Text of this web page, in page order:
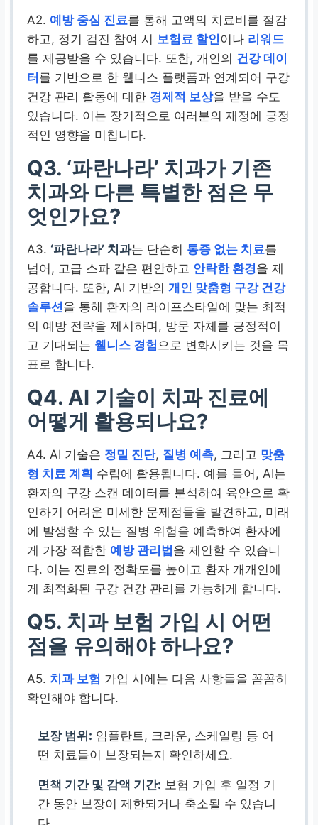
A2. 예방 중심 진료를 통해 고액의 치료비를 절감
하고, 정기 검진 참여 시 보험료 할인이나 리워드
를 제공받을 수 있습니다. 또한, 개인의 건강 데이
터를 기반으로 한 웰니스 플랫폼과 연계되어 구강
건강 관리 활동에 대한 경제적 보상을 받을 수도
있습니다. 이는 장기적으로 여러분의 재정에 긍정
적인 영향을 미칩니다.
Q3. ‘파란나라’ 치과가 기존
치과와 다른 특별한 점은 무
엇인가요?
A3. ‘파란나라’ 치과는 단순히 통증 없는 치료를
넘어, 고급 스파 같은 편안하고 안락한 환경을 제
공합니다. 또한, AI 기반의개인 맞춤형 구강 건강
솔루션을 통해 환자의 라이프스타일에 맞는 최적
의 예방 전략을 제시하며, 방문 자체를 긍정적이
고 기대되는 웰니스 경험 으로 변화시키는 것을 목
표로 합니다.
Q4. AI 기술이 치과 진료에
어떻게 활용되나요?
A4. AI 기술은 정밀 진단, 질병 예측, 그리고 맞춤
형 치료 계획 수립에 활용됩니다. 예를 들어, AI는
환자의 구강 스캔 데이터를 분석하여 육안으로 확
인하기 어려운 미세한 문제점들을 발견하고, 미래
에 발생할 수 있는 질병 위험을 예측하여 환자에
게 가장 적합한 예방 관리법을 제안할 수 있습니
다. 이는 진료의 정확도를 높이고 환자 개개인에
게 최적화된 구강 건강 관리를 가능하게 합니다.
Q5. 치과 보험 가입 시 어떤
점을 유의해야 하나요?
A5. 치과 보험 가입 시에는 다음 사항들을 꼼꼼히
확인해야 합니다.
보장 범위: 임플란트, 크라운, 스케일링 등 어
떤 치료들이 보장되는지 확인하세요.
면책 기간 및 감액 기간: 보험 가입 후 일정 기
간 동안 보장이 제한되거나 축소될 수 있습니